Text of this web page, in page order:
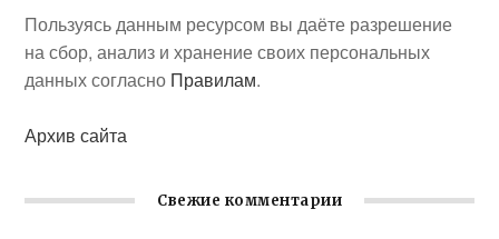
Пользуясь данным ресурсом вы даёте разрешение
на сбор, анализ и хранение своих персональных
данных согласно Правилам.
Архив сайта
Свежие комментарии